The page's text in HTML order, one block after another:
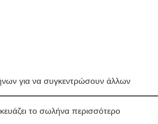
για να συγκεντρώσουν άλλων
το σωλήνα περισσότερο